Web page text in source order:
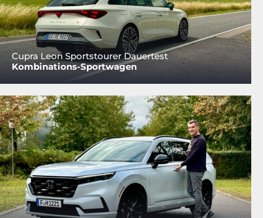
Cupra Leon Sportstourer Dauertest
Kombinations-Sportwagen